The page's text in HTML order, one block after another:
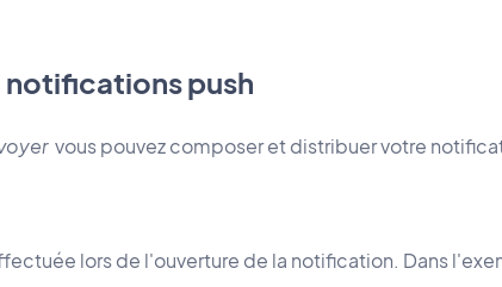
push
vous pouvez composer et distribuer votre
lors de l'ouverture de la notification. Dans